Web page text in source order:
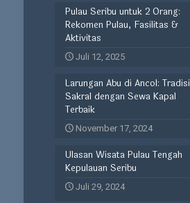
Pulau Seribu untuk 2 Orang:
Rekomen Pulau, Fasilitas &
Aktivitas
Juli 12, 2025
Larungan Abu di Ancol: Tradisi
Sakral dengan Sewa Kapal
Terbaik
November 17, 2024
Ulasan Wisata Pulau Tengah
Kepulauan Seribu
Juli 29, 2024